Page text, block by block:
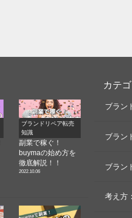
ブランドリペア転売
知識
副業で稼ぐ！
buymaの始め方を
徹底解説！！
2022.10.06
カテ
ブラン
ブラン
ブラン
考え方